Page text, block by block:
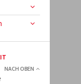
NACH OBEN